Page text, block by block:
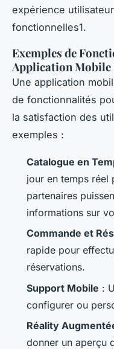
expérience
fonctionnelles1.
Exemples de
Application Mobile
Une application
de fonctionnalités
la satisfaction des
exemples :
Catalogue en
jour en temps réel
partenaires
informations sur
Commande et
rapide pour
réservations.
Support Mobile :
configurer ou
Réality
donner un aperçu